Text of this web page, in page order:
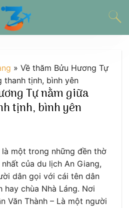
» Về thăm Bửu Hương Tự
thanh tịnh, bình yên
Tự nằm giữa
tịnh, bình yên
là một trong những đền thờ
của du lịch An Giang,
dân gọi với cái tên dân
hay chùa Nhà Láng. Nơi
Văn Thành – Là một người